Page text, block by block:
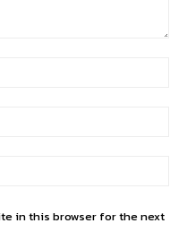
in this browser for the next